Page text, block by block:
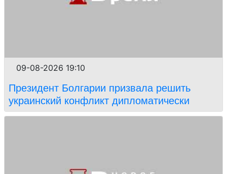
09-08-2026 19:10
Президент Болгарии призвала решить
украинский конфликт дипломатически